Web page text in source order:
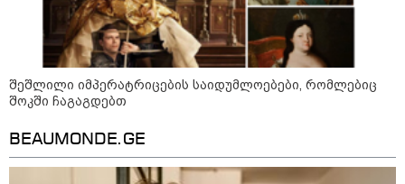
ბავშვმა, რომელიც 9 თვის
განმავლობაში
წარმოუდგენელი
ფსიქოლოგიური ტერორის ქვეშ
არის" - რას აცხადებს ნია
იმნაძის ადვოკატი?
კატეგორიის ყველა სიახლე
შეშლილი იმპერატრიცების საიდუმლოებები, რომლებიც
შოკში ჩაგაგდებთ
BEAUMONDE.GE